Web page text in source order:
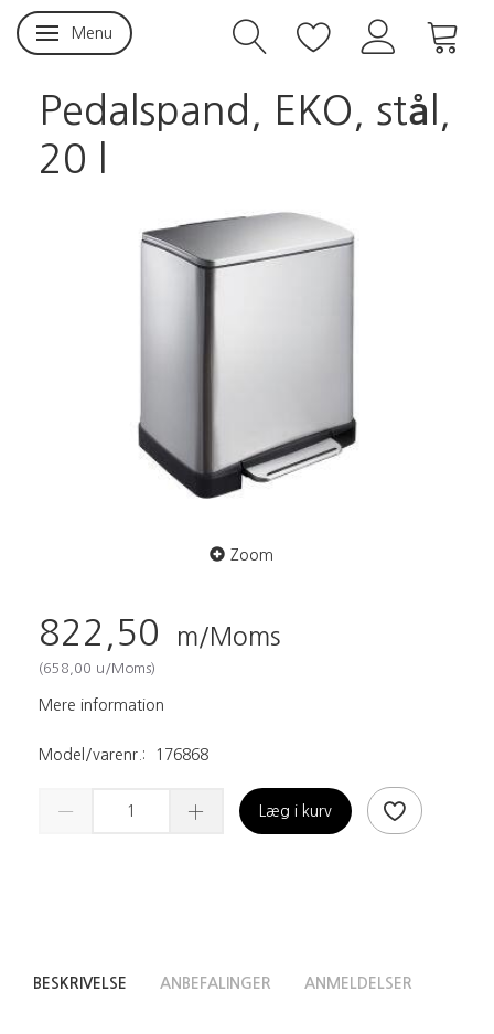
Skifte navigation
Menu
Pedalspand, EKO, stål,
20 l
Zoom
822,50 m/Moms
(658,00 u/Moms)
Mere information
Model/varenr.: 176868
Læg i kurv
BESKRIVELSE ANBEFALINGER ANMELDELSER